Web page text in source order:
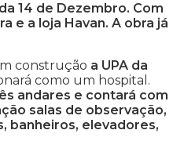
14 de Dezembro. Com
e a loja Havan. A obra já
construção a UPA da
como um hospital.
andares e contará com
salas de observação,
banheiros, elevadores,